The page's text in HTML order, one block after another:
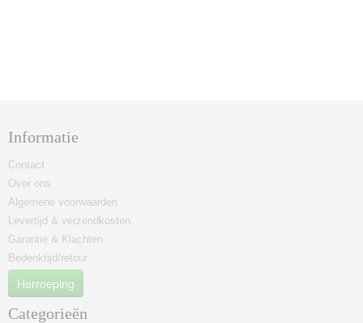
Informatie
Contact
Over ons
Algemene voorwaarden
Levertijd & verzendkosten
Garantie & Klachten
Bedenktijd/retour
Herroeping
Categorieën